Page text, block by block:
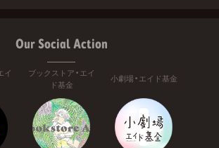
Our Social Action
イ
ブックストア・エイ
ド基金
小劇場・エイド基金